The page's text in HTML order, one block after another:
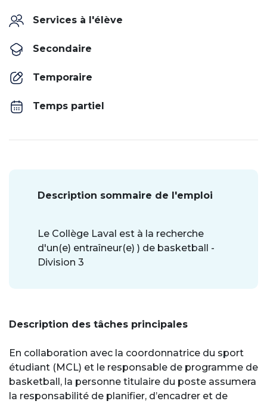
Services à l'élève
Secondaire
Temporaire
Temps partiel
Description sommaire de l'emploi
Le Collège Laval est à la recherche
d'un(e) entraîneur(e) ) de basketball -
Division 3
Description des tâches principales
En collaboration avec la coordonnatrice du sport
étudiant (MCL) et le responsable de programme de
basketball, la personne titulaire du poste assumera
la responsabilité de planifier, d’encadrer et de